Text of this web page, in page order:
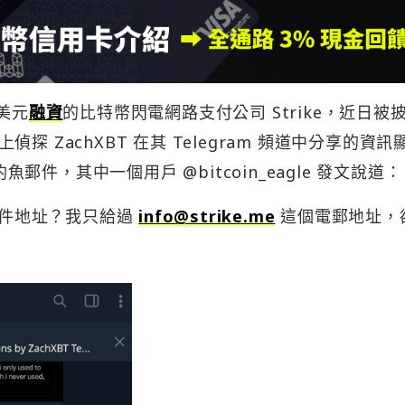
元融資的比特幣閃電網路支付公司 Strike，近日被
偵探 ZachXBT 在其 Telegram 頻道中分享的資訊
郵件，其中一個用戶 @bitcoin_eagle 發文說道：
地址？我只給過info@strike.me 這個電郵地址，